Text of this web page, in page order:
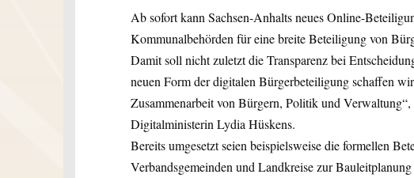
Ab sofort kann Sachsen-Anhalts neues Online-
Kommunalbehörden für eine breite Beteiligung von
Damit soll nicht zuletzt die Transparenz bei
neuen Form der digitalen Bürgerbeteiligung schaffen
Zusammenarbeit von Bürgern, Politik und Verwaltung“,
Digitalministerin Lydia Hüskens.
Bereits umgesetzt seien beispielsweise die formellen
Verbandsgemeinden und Landkreise zur